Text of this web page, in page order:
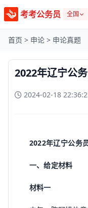
考考公务员 全国
首页 > 申论 > 申论真题
2022年辽宁公
2024-02-18
2022年辽宁公务
一、给定材料
材料一